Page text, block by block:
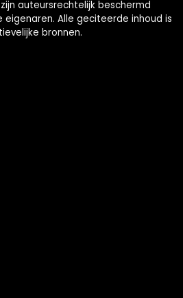
auteursrechtelijk beschermd
eigenaren. Alle geciteerde inhoud is
bronnen.